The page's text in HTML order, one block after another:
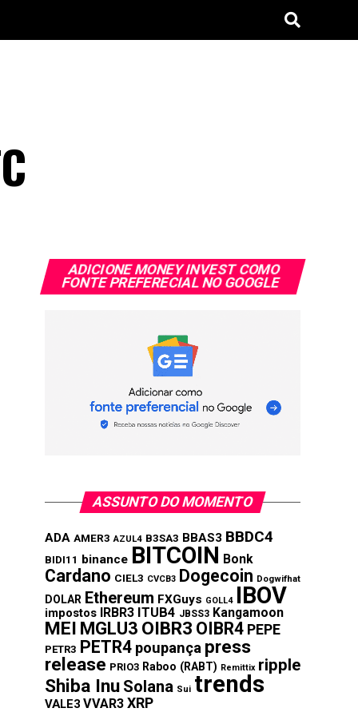
ADICIONE MONEY INVEST COMO
FONTE PREFERECIAL NO GOOGLE
ASSUNTO DO MOMENTO
ADA AMER3 AZUL4 B3SA3 BBAS3 BBDC4
BIDI11 binance BITCOIN Bonk
Cardano CIEL3 CVCB3 Dogecoin Dogwifhat
DOLAR Ethereum FXGuys GOLL4 IBOV
impostos IRBR3 ITUB4 JBSS3 Kangamoon
MEI MGLU3 OIBR3 OIBR4 PEPE
PETR3 PETR4 poupança press
release PRIO3 Raboo (RABT) Remittix ripple
Shiba Inu Solana Sui trends
VALE3 VVAR3 XRP